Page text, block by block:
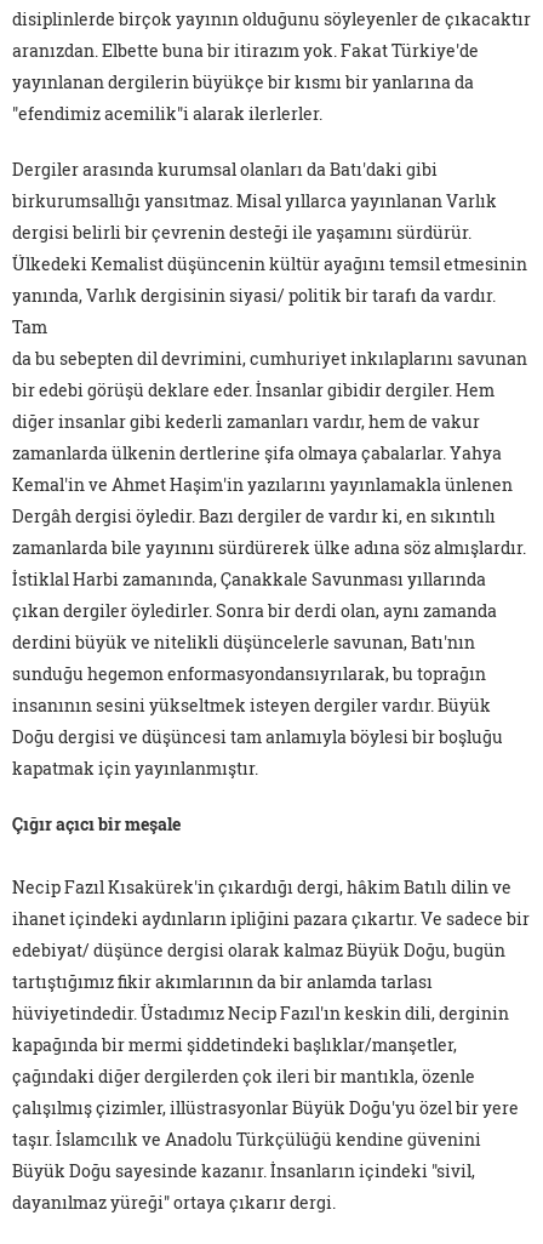
disiplinlerde birçok yayının olduğunu söyleyenler de çıkacaktır
aranızdan. Elbette buna bir itirazım yok. Fakat Türkiye'de
yayınlanan dergilerin büyükçe bir kısmı bir yanlarına da
"efendimiz acemilik"i alarak ilerlerler.
Dergiler arasında kurumsal olanları da Batı'daki gibi
birkurumsallığı yansıtmaz. Misal yıllarca yayınlanan Varlık
dergisi belirli bir çevrenin desteği ile yaşamını sürdürür.
Ülkedeki Kemalist düşüncenin kültür ayağını temsil etmesinin
yanında, Varlık dergisinin siyasi/ politik bir tarafı da vardır.
Tam
da bu sebepten dil devrimini, cumhuriyet inkılaplarını savunan
bir edebi görüşü deklare eder. İnsanlar gibidir dergiler. Hem
diğer insanlar gibi kederli zamanları vardır, hem de vakur
zamanlarda ülkenin dertlerine şifa olmaya çabalarlar. Yahya
Kemal'in ve Ahmet Haşim'in yazılarını yayınlamakla ünlenen
Dergâh dergisi öyledir. Bazı dergiler de vardır ki, en sıkıntılı
zamanlarda bile yayınını sürdürerek ülke adına söz almışlardır.
İstiklal Harbi zamanında, Çanakkale Savunması yıllarında
çıkan dergiler öyledirler. Sonra bir derdi olan, aynı zamanda
derdini büyük ve nitelikli düşüncelerle savunan, Batı'nın
sunduğu hegemon enformasyondansıyrılarak, bu toprağın
insanının sesini yükseltmek isteyen dergiler vardır. Büyük
Doğu dergisi ve düşüncesi tam anlamıyla böylesi bir boşluğu
kapatmak için yayınlanmıştır.
Çığır açıcı bir meşale
Necip Fazıl Kısakürek'in çıkardığı dergi, hâkim Batılı dilin ve
ihanet içindeki aydınların ipliğini pazara çıkartır. Ve sadece bir
edebiyat/ düşünce dergisi olarak kalmaz Büyük Doğu, bugün
tartıştığımız fikir akımlarının da bir anlamda tarlası
hüviyetindedir. Üstadımız Necip Fazıl'ın keskin dili, derginin
kapağında bir mermi şiddetindeki başlıklar/manşetler,
çağındaki diğer dergilerden çok ileri bir mantıkla, özenle
çalışılmış çizimler, illüstrasyonlar Büyük Doğu'yu özel bir yere
taşır. İslamcılık ve Anadolu Türkçülüğü kendine güvenini
Büyük Doğu sayesinde kazanır. İnsanların içindeki "sivil,
dayanılmaz yüreği" ortaya çıkarır dergi.